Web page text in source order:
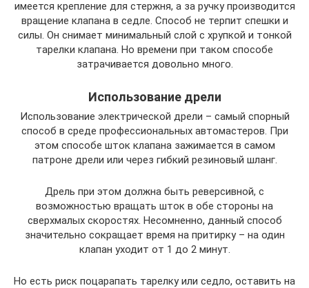
имеется крепление для стержня, а за ручку производится
вращение клапана в седле. Способ не терпит спешки и
силы. Он снимает минимальный слой с хрупкой и тонкой
тарелки клапана. Но времени при таком способе
затрачивается довольно много.
Использование дрели
Использование электрической дрели – самый спорный
способ в среде профессиональных автомастеров. При
этом способе шток клапана зажимается в самом
патроне дрели или через гибкий резиновый шланг.
Дрель при этом должна быть реверсивной, с
возможностью вращать шток в обе стороны на
сверхмалых скоростях. Несомненно, данный способ
значительно сокращает время на притирку – на один
клапан уходит от 1 до 2 минут.
Но есть риск поцарапать тарелку или седло, оставить на